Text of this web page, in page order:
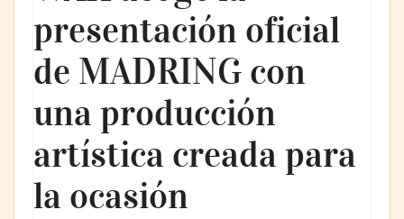
presentación oficial
de MADRING con
una producción
artística creada para
la ocasión